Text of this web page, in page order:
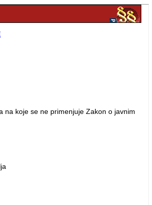
na koje se ne primenjuje Zakon o javnim